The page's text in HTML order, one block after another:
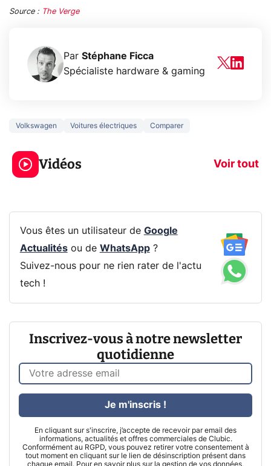
Source : The Verge
Par Stéphane Ficca
Spécialiste hardware & gaming
Volkswagen Voitures électriques Comparer
Vidéos Voir tout
5 générations de
jeux dans la
prochaine Xbox !
navigation
Vous êtes un utilisateur de Google
Actualitésou de WhatsApp?
Suivez-nous pour ne rien rater de l'actu
tech !
Inscrivez-vous à notre newsletter
quotidienne
En cliquant sur s'inscrire, j’accepte de recevoir par email des
informations, actualités et offres commerciales de Clubic.
Conformément au RGPD, vous pouvez retirer votre consentement à
tout moment en cliquant sur le lien de désinscription présent dans
chaque email. Pour en savoir plus sur la gestion de vos données,
Je m'inscris !